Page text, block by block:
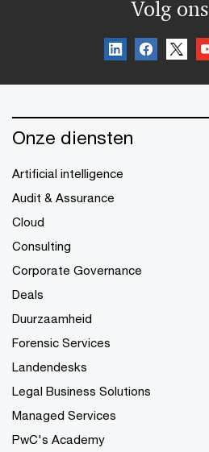
Volg ons
Onze diensten
Artificial intelligence
Audit & Assurance
Cloud
Consulting
Corporate Governance
Deals
Duurzaamheid
Forensic Services
Landendesks
Legal Business Solutions
Managed Services
PwC's Academy